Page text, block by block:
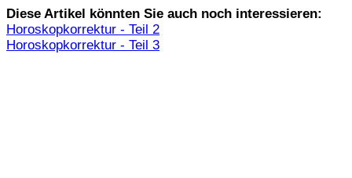
Diese Artikel könnten Sie auch noch interessieren:
Horoskopkorrektur - Teil 2
Horoskopkorrektur - Teil 3